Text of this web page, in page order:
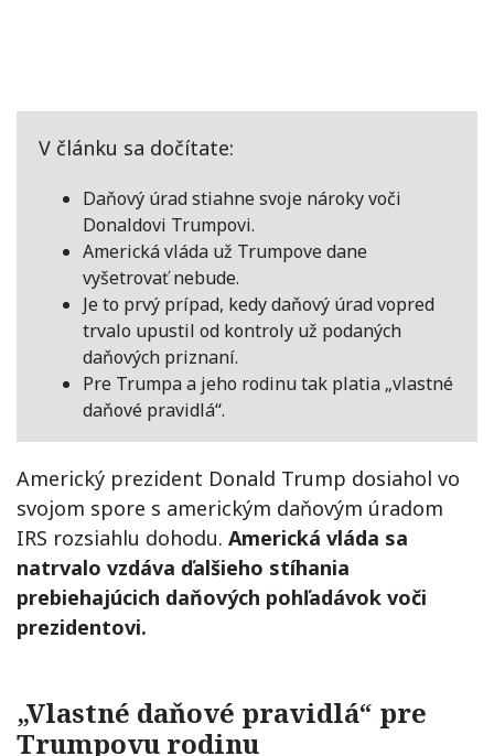
V článku sa dočítate:
Daňový úrad stiahne svoje nároky voči
Donaldovi Trumpovi.
Americká vláda už Trumpove dane
vyšetrovať nebude.
Je to prvý prípad, kedy daňový úrad vopred
trvalo upustil od kontroly už podaných
daňových priznaní.
Pre Trumpa a jeho rodinu tak platia „vlastné
daňové pravidlá“.
Americký prezident Donald Trump dosiahol vo
svojom spore s americkým daňovým úradom
IRS rozsiahlu dohodu. Americká vláda sa
natrvalo vzdáva ďalšieho stíhania
prebiehajúcich daňových pohľadávok voči
prezidentovi.
„Vlastné daňové pravidlá“ pre
Trumpovu rodinu